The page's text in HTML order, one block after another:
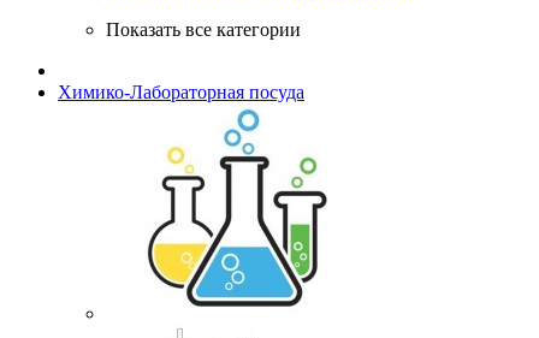
Показать все категории
Химико-Лабораторная посуда